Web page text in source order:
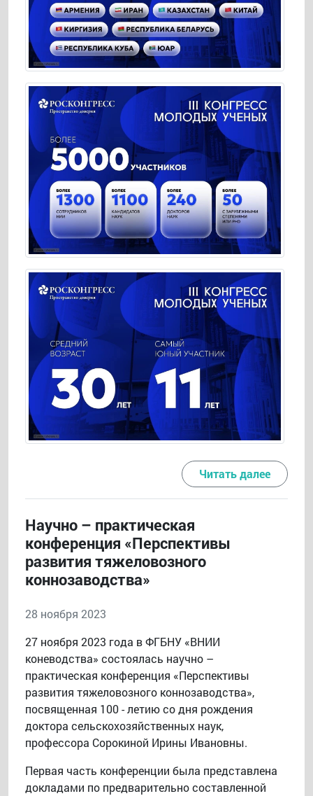
Читать далее
Научно – практическая
конференция «Перспективы
развития тяжеловозного
коннозаводства»
28 ноября 2023
27 ноября 2023 года в ФГБНУ «ВНИИ
коневодства» состоялась научно –
практическая конференция «Перспективы
развития тяжеловозного коннозаводства»,
посвященная 100 - летию со дня рождения
доктора сельскохозяйственных наук,
профессора Сорокиной Ирины Ивановны.
Первая часть конференции была представлена
докладами по предварительно составленной